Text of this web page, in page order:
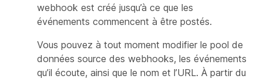
webhook est créé jusqu’à ce que les
événements commencent à être postés.
Vous pouvez à tout moment modifier le pool de
données source des webhooks, les événements
qu’il écoute, ainsi que le nom et l’URL. À partir du